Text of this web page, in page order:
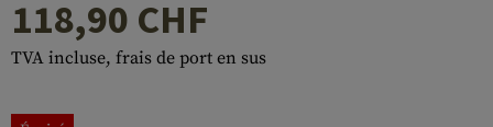
118,90 CHF
TVA incluse, frais de port en sus